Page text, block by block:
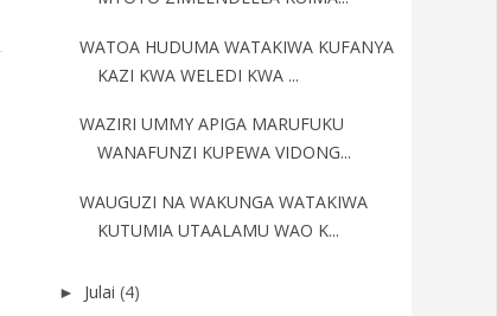
WATOA HUDUMA WATAKIWA KUFANYA
KAZI KWA WELEDI KWA ...
WAZIRI UMMY APIGA MARUFUKU
WANAFUNZI KUPEWA VIDONG...
WAUGUZI NA WAKUNGA WATAKIWA
KUTUMIA UTAALAMU WAO K...
► Julai (4)